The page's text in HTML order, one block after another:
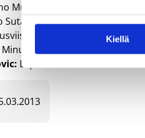
Kiellä
Muric 22/13, Jaka Blazic 17/
Sutalo 18/5, Zeljko Sakic 13/6/
Minuutit 32, Pisteet
Minuutit 31, Pisteet 5 (3p 1-4,
Ei pelannut.